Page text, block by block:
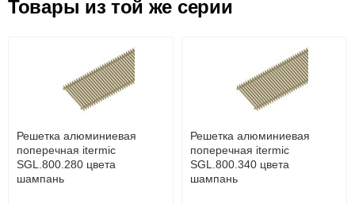
Оставьте отзыв
Доставка сантехники по Москве и Московской области
Наличный расчёт
Банковской картой на сайте в режиме реального
времени
Банковской картой при получении товара как при
Интернет-деньгами (Yandex-деньги, Web-money,
Qiwi-кошельки и другие).
Безналичный расчёт (возможно и с НДС)
подробнее...
Товары из той же серии
Решетка алюминиевая
поперечная itermic
SGL.800.280 цвета
шампань
Решетка алюминиевая
поперечная itermic
SGL.800.340 цвета
шампань